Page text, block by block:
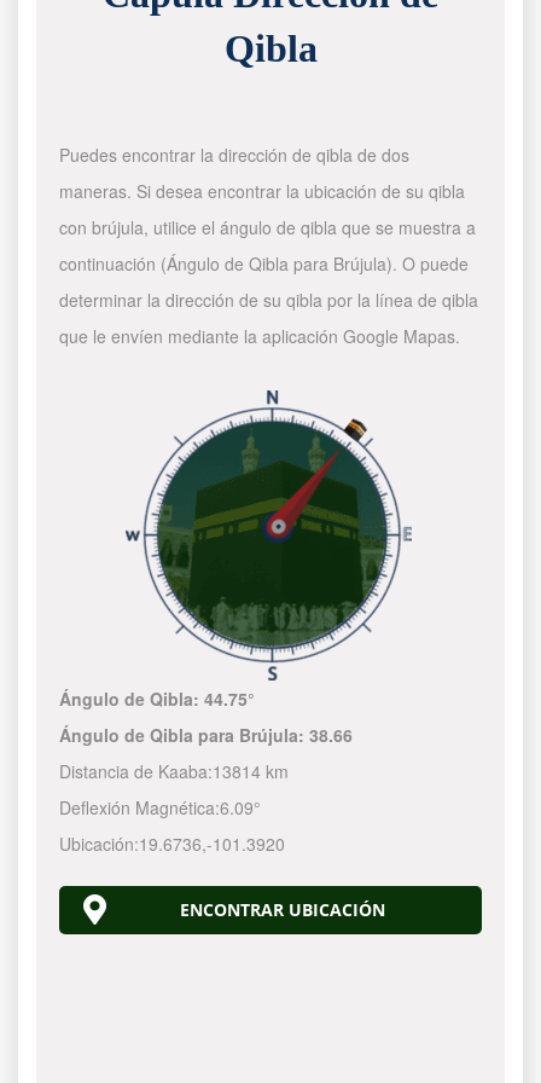
Qibla
Puedes encontrar la dirección de qibla de dos
maneras. Si desea encontrar la ubicación de su qibla
con brújula, utilice el ángulo de qibla que se muestra a
continuación (Ángulo de Qibla para Brújula). O puede
determinar la dirección de su qibla por la línea de qibla
que le envíen mediante la aplicación Google Mapas.
Ángulo de Qibla:44.75°
Ángulo de Qibla para Brújula:38.66
Distancia de Kaaba:13814 km
Deflexión Magnética:6.09°
Ubicación:19.6736,-101.3920
ENCONTRAR UBICACIÓN